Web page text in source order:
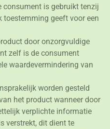
consument is gebruikt tenzij
geeft voor een
door onzorgvuldige
zelf is de consument
waardevermindering van
worden gesteld
het product wanneer door
verplichte informatie
verstrekt, dit dient te